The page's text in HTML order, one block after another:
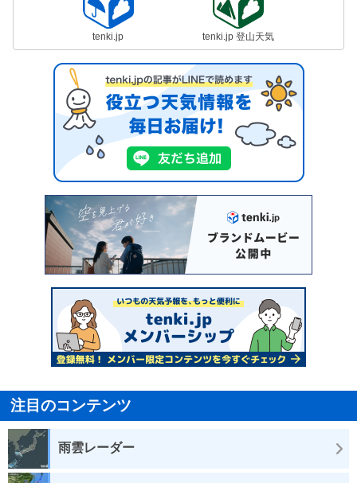
tenki.jp tenki.jp 登山天気
注目のコンテンツ
雨雲レーダー